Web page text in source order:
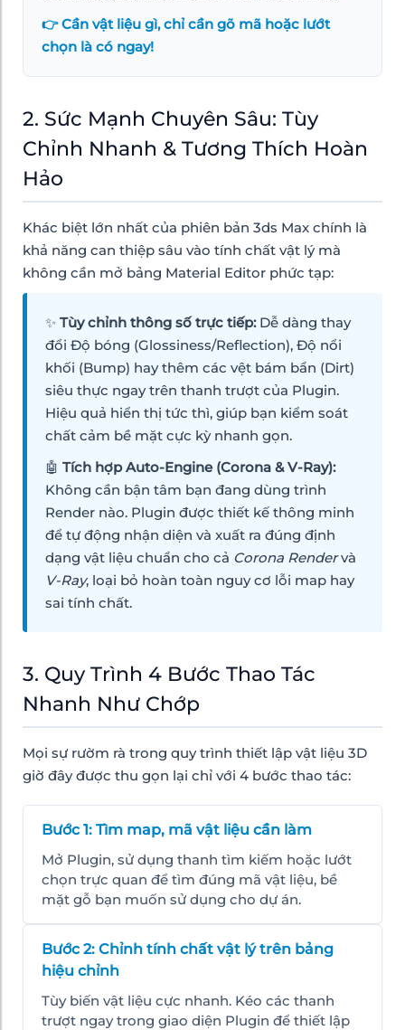
👉 Cần vật liệu gì, chỉ cần gõ mã hoặc lướt
chọn là có ngay!
2. Sức Mạnh Chuyên Sâu: Tùy
Chỉnh Nhanh & Tương Thích Hoàn
Hảo
Khác biệt lớn nhất của phiên bản 3ds Max chính là
khả năng can thiệp sâu vào tính chất vật lý mà
không cần mở bảng Material Editor phức tạp:
✨ Tùy chỉnh thông số trực tiếp:Dễ dàng thay
đổi Độ bóng (Glossiness/Reflection), Độ nổi
khối (Bump) hay thêm các vệt bám bẩn (Dirt)
siêu thực ngay trên thanh trượt của Plugin.
Hiệu quả hiển thị tức thì, giúp bạn kiểm soát
chất cảm bề mặt cực kỳ nhanh gọn.
🤖 Tích hợp Auto-Engine (Corona & V-Ray):
Không cần bận tâm bạn đang dùng trình
Render nào. Plugin được thiết kế thông minh
để tự động nhận diện và xuất ra đúng định
dạng vật liệu chuẩn cho cả Corona Rendervà
V-Ray, loại bỏ hoàn toàn nguy cơ lỗi map hay
sai tính chất.
3. Quy Trình 4 Bước Thao Tác
Nhanh Như Chớp
Mọi sự rườm rà trong quy trình thiết lập vật liệu 3D
giờ đây được thu gọn lại chỉ với 4 bước thao tác:
Bước 1: Tìm map, mã vật liệu cần làm
Mở Plugin, sử dụng thanh tìm kiếm hoặc lướt
chọn trực quan để tìm đúng mã vật liệu, bề
mặt gỗ bạn muốn sử dụng cho dự án.
Bước 2: Chỉnh tính chất vật lý trên bảng
hiệu chỉnh
Tùy biến vật liệu cực nhanh. Kéo các thanh
trượt ngay trong giao diện Plugin để thiết lập